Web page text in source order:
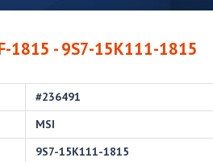
1815 - 9S7-15K111-1815
#236491
MSI
9S7-15K111-1815